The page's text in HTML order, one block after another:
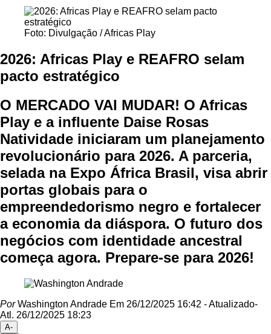
Foto: Divulgação / Africas Play
2026: Africas Play e REAFRO selam
pacto estratégico
O MERCADO VAI MUDAR! O Africas
Play e a influente Daise Rosas
Natividade iniciaram um planejamento
revolucionário para 2026. A parceria,
selada na Expo África Brasil, visa abrir
portas globais para o
empreendedorismo negro e fortalecer
a economia da diáspora. O futuro dos
negócios com identidade ancestral
começa agora. Prepare-se para 2026!
PorWashington Andrade Em 26/12/2025 16:42 - Atualizado-
Atl. 26/12/2025 18:23
A-